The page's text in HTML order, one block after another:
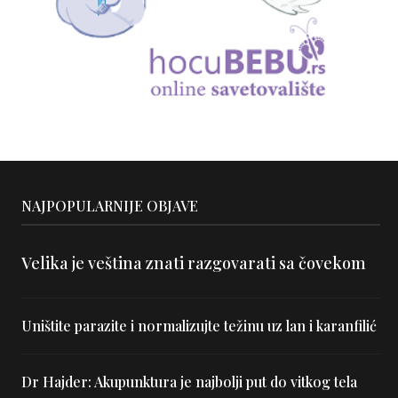
NAJPOPULARNIJE OBJAVE
Velika je veština znati razgovarati sa čovekom
Uništite parazite i normalizujte težinu uz lan i karanfilić
Dr Hajder: Akupunktura je najbolji put do vitkog tela